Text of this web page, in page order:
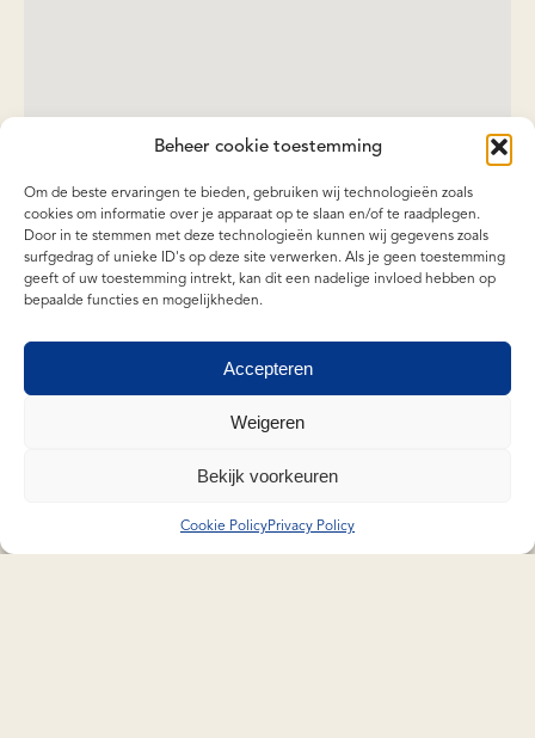
Beheer cookie toestemming
Om de beste ervaringen te bieden, gebruiken wij technologieën zoals
cookies om informatie over je apparaat op te slaan en/of te raadplegen.
Door in te stemmen met deze technologieën kunnen wij gegevens zoals
surfgedrag of unieke ID's op deze site verwerken. Als je geen toestemming
geeft of uw toestemming intrekt, kan dit een nadelige invloed hebben op
bepaalde functies en mogelijkheden.
Accepteren
Weigeren
Bekijk voorkeuren
Cookie PolicyPrivacy Policy